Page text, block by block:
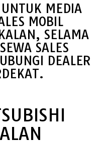
MEDIA
MOBIL
SELAMA
SALES
DEALER